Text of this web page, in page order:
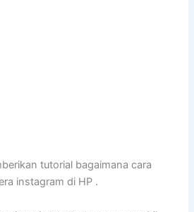
tutorial bagaimana cara
instagram di HP .